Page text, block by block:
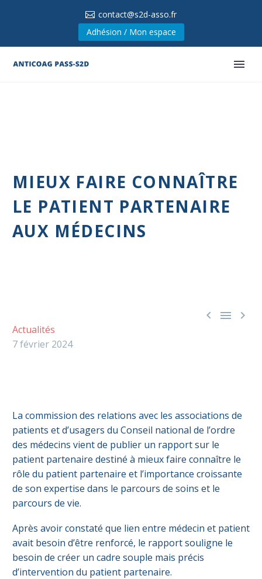
contact@s2d-asso.fr
Adhésion / Mon espace
MIEUX FAIRE CONNAÎTRE
LE PATIENT PARTENAIRE
AUX MÉDECINS
  
Actualités
7 février 2024
La commission des relations avec les associations de
patients et d’usagers du Conseil national de l’ordre
des médecins vient de publier un rapport sur le
patient partenaire destiné à mieux faire connaître le
rôle du patient partenaire et l’importance croissante
de son expertise dans le parcours de soins et le
parcours de vie.
Après avoir constaté que lien entre médecin et patient
avait besoin d’être renforcé, le rapport souligne le
besoin de créer un cadre souple mais précis
d’intervention du patient partenaire.